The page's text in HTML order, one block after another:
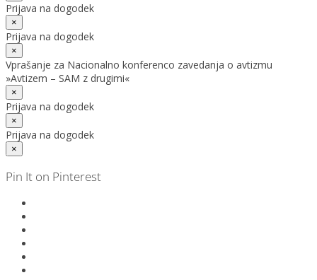
Prijava na dogodek
×
Prijava na dogodek
×
Vprašanje za Nacionalno konferenco zavedanja o avtizmu
»Avtizem – SAM z drugimi«
×
Prijava na dogodek
×
Prijava na dogodek
×
Pin It on Pinterest